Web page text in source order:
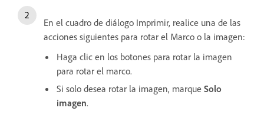
En el cuadro de diálogo Imprimir, realice una de las
acciones siguientes para rotar el Marco o la imagen:
Haga clic en los botones para rotar la imagen
para rotar el marco.
Si solo desea rotar la imagen, marque Solo
imagen.